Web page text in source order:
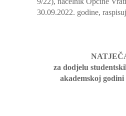
30.09.2022. godine,
za dodjelu
akademskoj godini